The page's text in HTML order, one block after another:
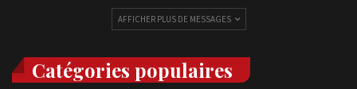
AFFICHER PLUS DE MESSAGES
Catégories populaires